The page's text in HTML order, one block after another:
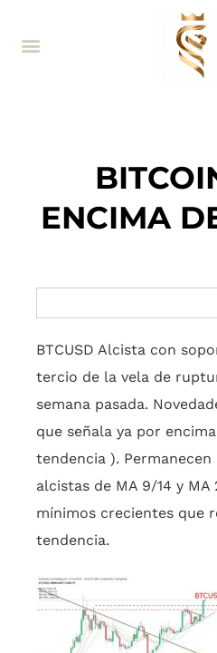
ENCIMA
BTCUSD Alcista con
tercio de la vela de
semana pasada.
que señala ya por
tendencia ).
alcistas de MA 9/14 y MA
mínimos crecientes que
tendencia.